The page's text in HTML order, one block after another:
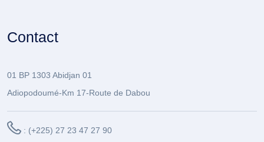
Contact
01 BP 1303 Abidjan 01
Adiopodoumé-Km 17-Route de Dabou
: (+225) 27 23 47 27 90